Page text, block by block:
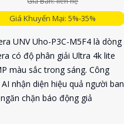
Giá Khuyến Mại: 5%-35%
UNV Uho-P3C-M5F4 là dòng
có độ phân giải Ultra 4k lite
màu sắc trong sáng. Công
nhận diện hiệu quả người ban
chặn báo động giả